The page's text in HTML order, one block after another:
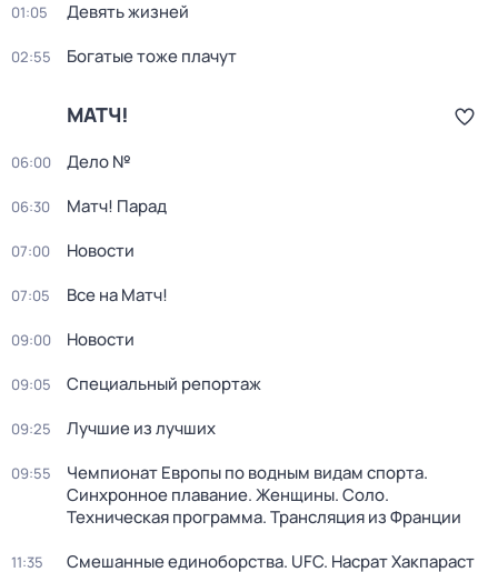
01:05 Девять жизней
02:55 Богатые тоже плачут
МАТЧ!
06:00 Дело №
06:30 Матч! Парад
07:00 Новости
07:05 Все на Матч!
09:00 Новости
09:05 Специальный репортаж
09:25 Лучшие из лучших
09:55
Чемпионат Европы по водным видам спорта.
Синхронное плавание. Женщины. Соло.
Техническая программа. Трансляция из Франции
11:35 Смешанные единоборства. UFC. Насрат Хакпараст